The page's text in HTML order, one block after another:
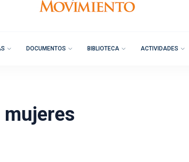
DOCUMENTOS BIBLIOTECA ACTIVIDADES
mujeres